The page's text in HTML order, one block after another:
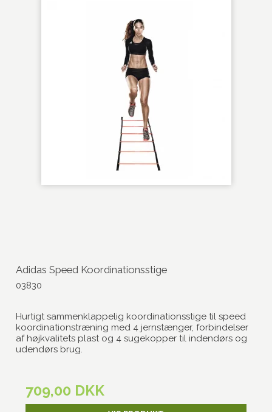
Adidas Speed Koordinationsstige
03830
Hurtigt sammenklappelig koordinationsstige til speed
koordinationstræning med 4 jernstænger, forbindelser
af højkvalitets plast og 4 sugekopper til indendørs og
udendørs brug.
709,00 DKK